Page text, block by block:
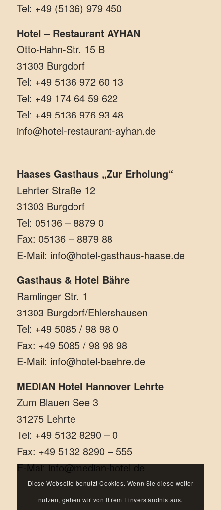
Tel: +49 (5136) 979 450
Hotel – Restaurant AYHAN
Otto-Hahn-Str. 15 B
31303 Burgdorf
Tel: +49 5136 972 60 13
Tel: +49 174 64 59 622
Tel: +49 5136 976 93 48
info@hotel-restaurant-ayhan.de
Haases Gasthaus „Zur Erholung“
Lehrter Straße 12
31303 Burgdorf
Tel: 05136 – 8879 0
Fax: 05136 – 8879 88
E-Mail: info@hotel-gasthaus-haase.de
Gasthaus & Hotel Bähre
Ramlinger Str. 1
31303 Burgdorf/Ehlershausen
Tel: +49 5085 / 98 98 0
Fax: +49 5085 / 98 98 98
E-Mail: info@hotel-baehre.de
MEDIAN Hotel Hannover Lehrte
Zum Blauen See 3
31275 Lehrte
Tel: +49 5132 8290 – 0
Fax: +49 5132 8290 – 555
E-Mai: info@median-hotel.de
Diese Webseite benutzt Cookies. Wenn Sie diese weiter
nutzen, gehen wir von Ihrem Einverständnis aus.